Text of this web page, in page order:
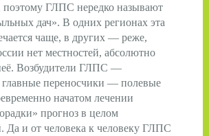
поэтому ГЛПС нередко называют
дач». В одних регионах эта
чаще, в других — реже,
нет местностей, абсолютно
Возбудители ГЛПС —
главные переносчики — полевые
начатом лечении
прогноз в целом
Да и от человека к человеку ГЛПС